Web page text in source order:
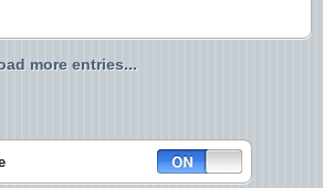
more entries...